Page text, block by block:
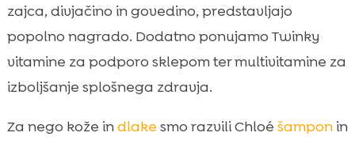
zajca, divjačino in govedino, predstavljajo
popolno nagrado. Dodatno ponujamo Twinky
vitamine za podporo sklepom ter multivitamine za
izboljšanje splošnega zdravja.
Za nego kože indlake smo razvili Chloé šamponin